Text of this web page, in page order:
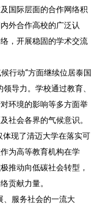
国际层面的合作网络积
外合作高校的广泛认
，开展稳固的学术交流
行动”方面继续位居泰国
导力。学校通过教育、
环境的影响等多方面举
社会各界的气候意识。
体现了清迈大学在落实可
为高等教育机构在学
推动向低碳社会转型，
贡献力量。
、服务社会的一流大